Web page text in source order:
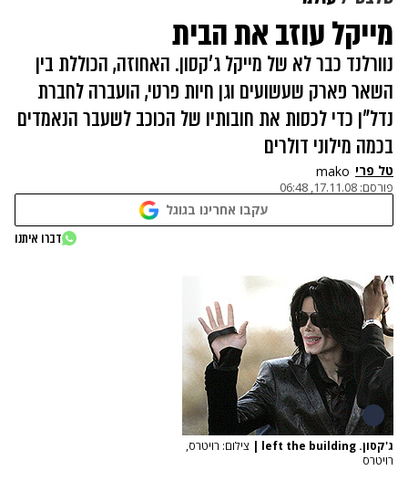
מייקל עוזב את הבית
נוורלנד כבר לא של מייקל ג'קסון. האחוזה, הכוללת בין
השאר פארק שעשועים וגן חיות פרטי, הועברה לחברת
נדל"ן כדי לכסות את חובותיו של הכוכב לשעבר הנאמדים
בכמה מילוני דולרים
טל פרי mako
פורסם: 17.11.08, 06:48
עקבו אחרינו בגוגל
דברו איתנו
ג'קסון. left the building | צילום: רויטרס,
רויטרס